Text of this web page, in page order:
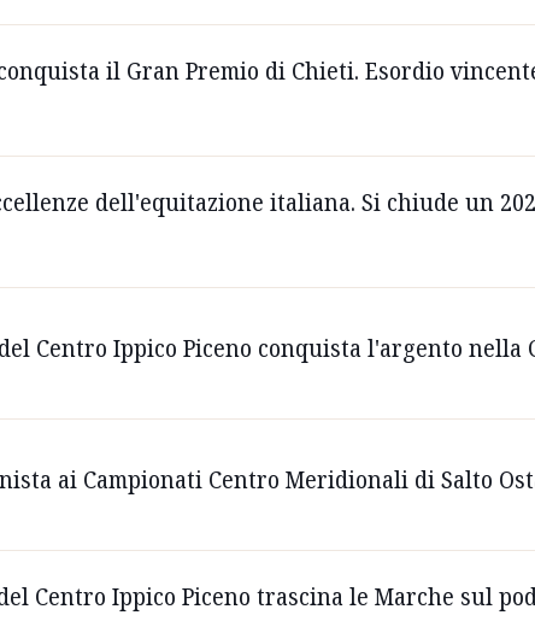
il Gran Premio di Chieti. Esordio
dell'equitazione italiana. Si chiude un
Centro Ippico Piceno conquista l'argento nella
ai Campionati Centro Meridionali di Salto
Centro Ippico Piceno trascina le Marche sul